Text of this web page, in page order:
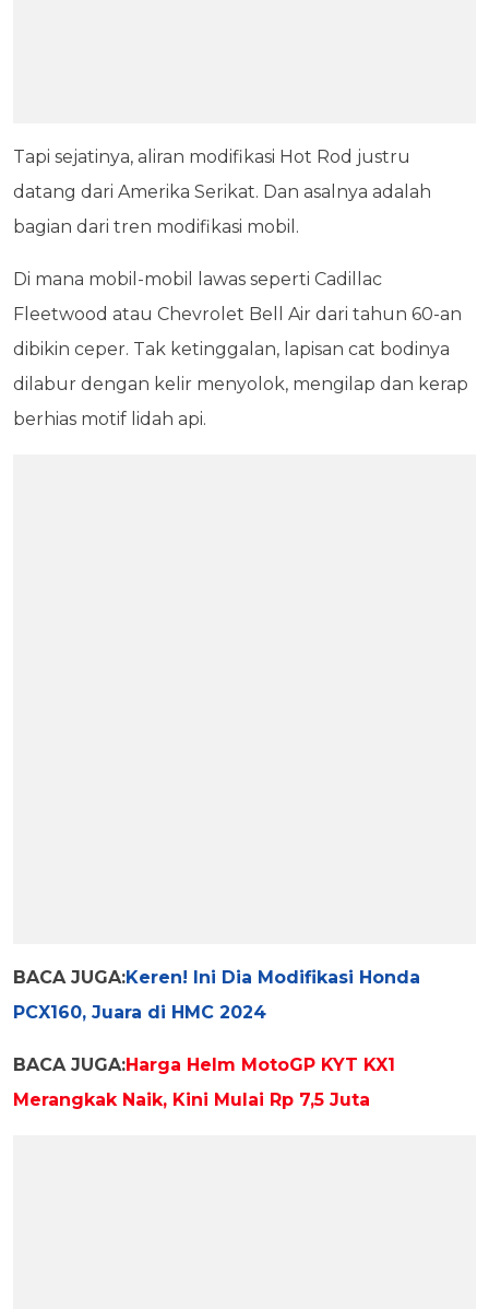
Tapi sejatinya, aliran modifikasi Hot Rod justru
datang dari Amerika Serikat. Dan asalnya adalah
bagian dari tren modifikasi mobil.
Di mana mobil-mobil lawas seperti Cadillac
Fleetwood atau Chevrolet Bell Air dari tahun 60-an
dibikin ceper. Tak ketinggalan, lapisan cat bodinya
dilabur dengan kelir menyolok, mengilap dan kerap
berhias motif lidah api.
BACA JUGA:Keren! Ini Dia Modifikasi Honda
PCX160, Juara di HMC 2024
BACA JUGA:Harga Helm MotoGP KYT KX1
Merangkak Naik, Kini Mulai Rp 7,5 Juta